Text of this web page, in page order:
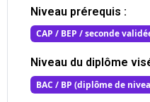
Niveau prérequis :
CAP / BEP / seconde
Niveau du diplôme
BAC / BP (diplôme de